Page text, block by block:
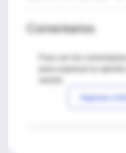
Comentarios
Para ver los
Ingresar a